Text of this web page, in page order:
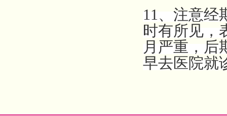
11、注意经
时有所见，
月严重，后
早去医院就